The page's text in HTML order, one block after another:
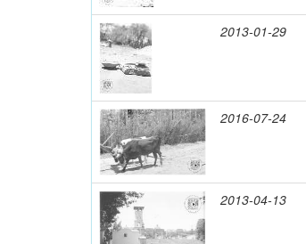
2013-01-29
2016-07-24
2013-04-13